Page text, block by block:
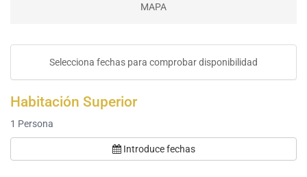
MAPA
Selecciona fechas para comprobar disponibilidad
Habitación Superior
1 Persona
Introduce fechas